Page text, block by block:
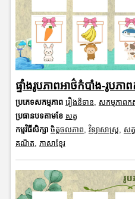
ផ្ទាំងរូបភាពអាថ៌កំបាំង-រូបភា
ប្រភេទសកម្មភាព រឿងនិទាន សកម្មភាពក
ប្រធានបទតាមខែ សត្វ
កម្មវិធីសិក្សា ចិត្តចលភាព វិទ្យាសាស្រ្ត សត្វ
គណិត ភាសាខ្មែរ